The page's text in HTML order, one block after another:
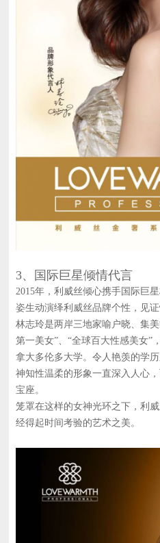
3、国际巨星倾情代言
2015年，利威丝倾心携手国际巨
姿生动演绎利威丝品牌个性，见证
林志玲是两岸三地家喻户晓、集
第一美女”、“全球百大性感美女”
拿大多伦多大学。令人艳羡的学
神知性温柔的形象一直深入人心
宝座。
笼罩在这样的女神光环之下，利
经得起时间考验的艺术之美。